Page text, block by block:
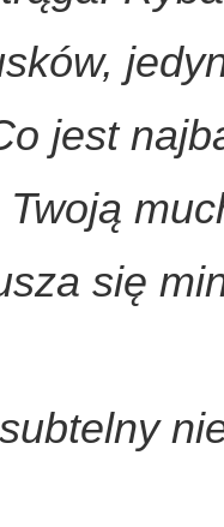
jest
się